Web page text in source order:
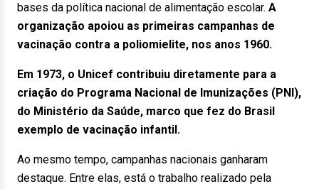
bases da política nacional de alimentação escolar. A
organização apoiou as primeiras campanhas de
vacinação contra a poliomielite, nos anos 1960.
Em 1973, o Unicef contribuiu diretamente para a
criação do Programa Nacional de Imunizações (PNI),
do Ministério da Saúde, marco que fez do Brasil
exemplo de vacinação infantil.
Ao mesmo tempo, campanhas nacionais ganharam
destaque. Entre elas, está o trabalho realizado pela